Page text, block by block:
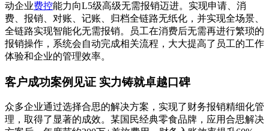
动企业费控能力向L5级高级无需报销迈进。实现申请、消
费、报销、对账、记账、归档全链路无纸化，并实现全场景、
全链路实现智能化无需报销。员工在消费后无需再进行繁琐的
报销操作，系统会自动完成相关流程，大大提高了员工的工作
体验和企业的管理效率。
客户成功案例见证 实力铸就卓越口碑
众多企业通过选择合思的解决方案，实现了财务报销精细化管
理，取得了显著的成效。某国民经典零食品牌，应用合思解决